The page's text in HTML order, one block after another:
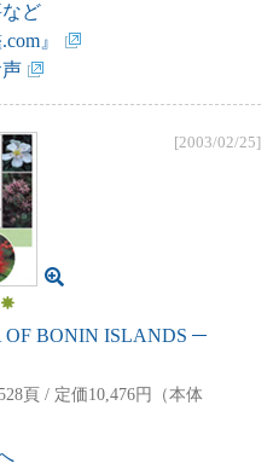
ど
』
OF BONIN ISLANDS
頁 / 定価10,476円（本体
[2003/02/25]